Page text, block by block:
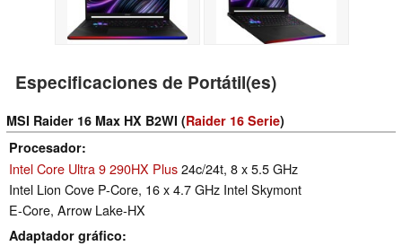
Especificaciones de Portátil(es)
MSI Raider 16 Max HX B2WI (Raider 16 Serie)
Procesador
Intel Core Ultra 9 290HX Plus24c/24t, 8 x 5.5 GHz
Intel Lion Cove P-Core, 16 x 4.7 GHz Intel Skymont
E-Core, Arrow Lake-HX
Adaptador gráfico